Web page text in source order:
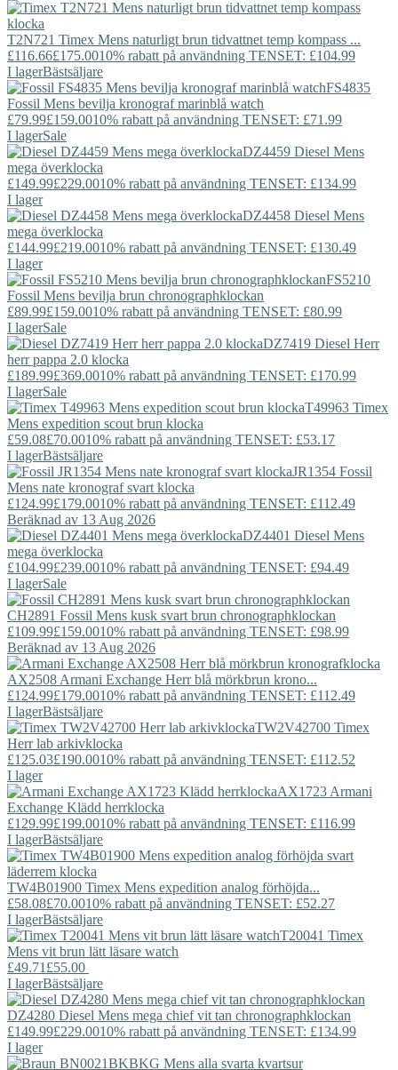
T2N721 Timex Mens naturligt brun tidvattnet temp kompass ...
£116.66£175.0010% rabatt på användning TENSET: £104.99
I lagerBästsäljare
FS4835
Fossil Mens bevilja kronograf marinblå watch
£79.99£159.0010% rabatt på användning TENSET: £71.99
I lagerSale
DZ4459 Diesel Mens
mega överklocka
£149.99£229.0010% rabatt på användning TENSET: £134.99
I lager
DZ4458 Diesel Mens
mega överklocka
£144.99£219.0010% rabatt på användning TENSET: £130.49
I lager
FS5210
Fossil Mens bevilja brun chronographklockan
£89.99£159.0010% rabatt på användning TENSET: £80.99
I lagerSale
DZ7419 Diesel Herr
herr pappa 2.0 klocka
£189.99£369.0010% rabatt på användning TENSET: £170.99
I lagerSale
T49963 Timex
Mens expedition scout brun klocka
£59.08£70.0010% rabatt på användning TENSET: £53.17
I lagerBästsäljare
JR1354 Fossil
Mens nate kronograf svart klocka
£124.99£179.0010% rabatt på användning TENSET: £112.49
Beräknad av 13 Aug 2026
DZ4401 Diesel Mens
mega överklocka
£104.99£239.0010% rabatt på användning TENSET: £94.49
I lagerSale
CH2891 Fossil Mens kusk svart brun chronographklockan
£109.99£159.0010% rabatt på användning TENSET: £98.99
Beräknad av 13 Aug 2026
AX2508 Armani Exchange Herr blå mörkbrun krono...
£124.99£179.0010% rabatt på användning TENSET: £112.49
I lagerBästsäljare
TW2V42700 Timex
Herr lab arkivklocka
£125.03£190.0010% rabatt på användning TENSET: £112.52
I lager
AX1723 Armani
Exchange Klädd herrklocka
£129.99£199.0010% rabatt på användning TENSET: £116.99
I lagerBästsäljare
TW4B01900 Timex Mens expedition analog förhöjda...
£58.08£70.0010% rabatt på användning TENSET: £52.27
I lagerBästsäljare
T20041 Timex
Mens vit brun lätt läsare watch
£49.71 £55.00
I lagerBästsäljare
DZ4280 Diesel Mens mega chief vit tan chronographklockan
£149.99£229.0010% rabatt på användning TENSET: £134.99
I lager